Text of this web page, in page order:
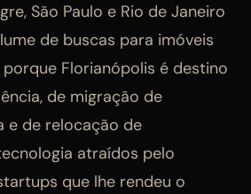
São Paulo e Rio de Janeiro
de buscas para imóveis
Florianópolis é destino
de migração de
e de relocação de
atraídos pelo
que lhe rendeu o